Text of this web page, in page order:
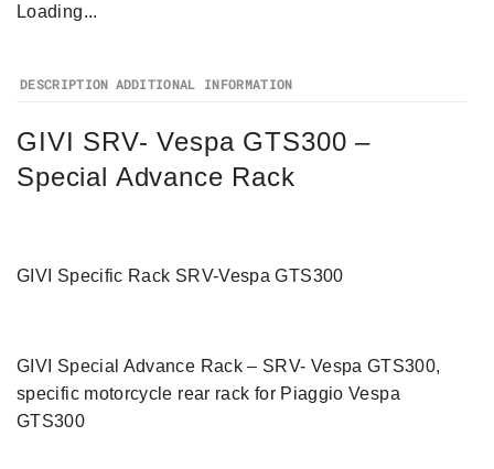
Loading...
DESCRIPTION ADDITIONAL INFORMATION
GIVI SRV- Vespa GTS300 –
Special Advance Rack
GIVI Specific Rack SRV-Vespa GTS300
GIVI Special Advance Rack – SRV- Vespa GTS300,
specific motorcycle rear rack for Piaggio Vespa
GTS300